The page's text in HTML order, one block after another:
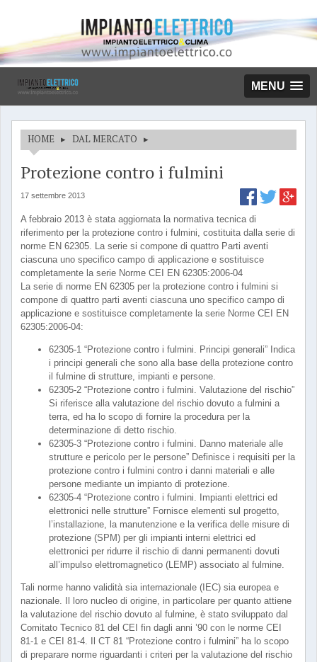
MENU
HOME ▸ DAL MERCATO ▸
Protezione contro i fulmini
17 settembre 2013
A febbraio 2013 è stata aggiornata la normativa tecnica di
riferimento per la protezione contro i fulmini, costituita dalla serie di
norme EN 62305. La serie si compone di quattro Parti aventi
ciascuna uno specifico campo di applicazione e sostituisce
completamente la serie Norme CEI EN 62305:2006-04
La serie di norme EN 62305 per la protezione contro i fulmini si
compone di quattro parti aventi ciascuna uno specifico campo di
applicazione e sostituisce completamente la serie Norme CEI EN
62305:2006-04:
62305-1 “Protezione contro i fulmini. Principi generali” Indica
i principi generali che sono alla base della protezione contro
il fulmine di strutture, impianti e persone.
62305-2 “Protezione contro i fulmini. Valutazione del rischio”
Si riferisce alla valutazione del rischio dovuto a fulmini a
terra, ed ha lo scopo di fornire la procedura per la
determinazione di detto rischio.
62305-3 “Protezione contro i fulmini. Danno materiale alle
strutture e pericolo per le persone” Definisce i requisiti per la
protezione contro i fulmini contro i danni materiali e alle
persone mediante un impianto di protezione.
62305-4 “Protezione contro i fulmini. Impianti elettrici ed
elettronici nelle strutture” Fornisce elementi sul progetto,
l’installazione, la manutenzione e la verifica delle misure di
protezione (SPM) per gli impianti interni elettrici ed
elettronici per ridurre il rischio di danni permanenti dovuti
all’impulso elettromagnetico (LEMP) associato al fulmine.
Tali norme hanno validità sia internazionale (IEC) sia europea e
nazionale. Il loro nucleo di origine, in particolare per quanto attiene
la valutazione del rischio dovuto al fulmine, è stato sviluppato dal
Comitato Tecnico 81 del CEI fin dagli anni ’90 con le norme CEI
81-1 e CEI 81-4. Il CT 81 “Protezione contro i fulmini” ha lo scopo
di preparare norme riguardanti i criteri per la valutazione del rischio